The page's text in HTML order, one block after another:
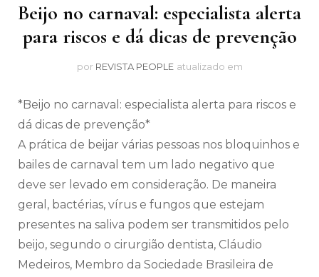
Beijo no carnaval: especialista alerta
para riscos e dá dicas de prevenção
por REVISTA PEOPLE atualizado em
*Beijo no carnaval: especialista alerta para riscos e
dá dicas de prevenção*
A prática de beijar várias pessoas nos bloquinhos e
bailes de carnaval tem um lado negativo que
deve ser levado em consideração. De maneira
geral, bactérias, vírus e fungos que estejam
presentes na saliva podem ser transmitidos pelo
beijo, segundo o cirurgião dentista, Cláudio
Medeiros, Membro da Sociedade Brasileira de